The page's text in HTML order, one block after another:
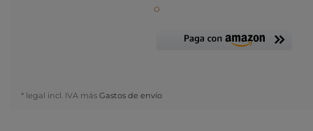
o
* legal incl. IVA más Gastos de envío